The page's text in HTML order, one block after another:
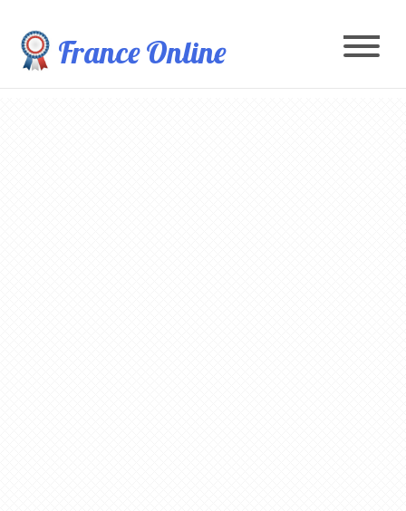
France Online